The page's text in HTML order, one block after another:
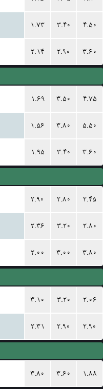
۱.۷۳ ۳.۴۰ ۴.۵۰
۲.۱۴ ۲.۹۰ ۳.۶۰
۱.۶۹ ۳.۵۰ ۴.۷۵
۱.۵۶ ۳.۸۰ ۵.۵۰
۱.۹۵ ۳.۴۰ ۳.۶۰
۲.۹۰ ۲.۸۰ ۲.۴۵
۲.۳۶ ۳.۲۰ ۲.۸۰
۲.۰۰ ۳.۰۰ ۳.۸۰
۳.۱۰ ۳.۲۰ ۲.۰۶
۲.۳۱ ۲.۹۰ ۲.۹۰
۳.۸۰ ۳.۶۰ ۱.۸۸